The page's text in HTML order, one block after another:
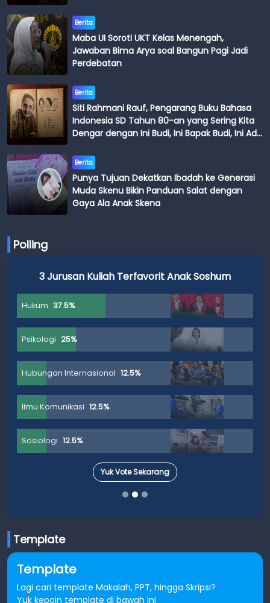
Berita
Maba UI Soroti UKT Kelas Menengah,
Jawaban Bima Arya soal Bangun Pagi Jadi
Perdebatan
Berita
Siti Rahmani Rauf, Pengarang Buku Bahasa
Indonesia SD Tahun 80-an yang Sering Kita
Dengar dengan Ini Budi, Ini Bapak Budi, Ini Adik
Berita
Punya Tujuan Dekatkan Ibadah ke Generasi
Muda Skenu Bikin Panduan Salat dengan
Gaya Ala Anak Skena
Polling
3 Jurusan Kuliah Terfavorit Anak Soshum
Hukum 37.5%
Psikologi 25%
Hubungan Internasional 12.5%
Ilmu Komunikasi 12.5%
Sosiologi 12.5%
Yuk Vote Sekarang
Template
Template
Lagi cari template Makalah, PPT, hingga Skripsi?
Yuk kepoin template di bawah ini